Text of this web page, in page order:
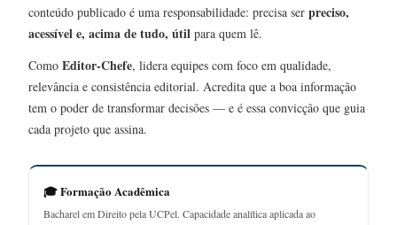
conteúdo publicado é uma responsabilidade: precisa ser preciso,
acessível e, acima de tudo, útil para quem lê.
Como Editor-Chefe, lidera equipes com foco em qualidade,
relevância e consistência editorial. Acredita que a boa informação
tem o poder de transformar decisões — e é essa convicção que guia
cada projeto que assina.
🎓 Formação Acadêmica
Bacharel em Direito pela UCPel. Capacidade analítica aplicada ao